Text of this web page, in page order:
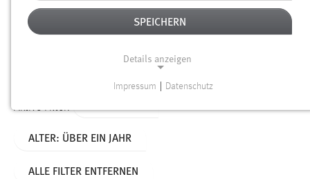
Alter
Aktive Filter:
ALTER: ÜBER EIN JAHR
ALLE FILTER ENTFERNEN
SPEICHERN
Details anzeigen
Funktionen und sind für die einwandfreie Funktion der
Impressum Datenschutz